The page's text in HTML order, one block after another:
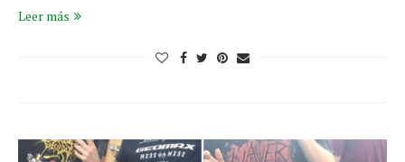
Leer más